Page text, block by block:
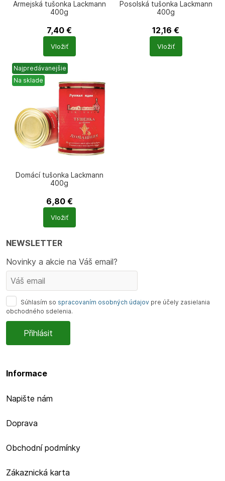
Armejská tušonka Lackmann
400g
7,40 €
Počet
produktů
Vložiť
Posolská tušonka Lackmann
400g
12,16 €
Počet
produktů
Vložiť
Najpredávanejšie
Na sklade
Domácí tušonka Lackmann
400g
6,80 €
Počet
produktů
Vložiť
NEWSLETTER
Novinky a akcie na Váš email?
Súhlasím so spracovaním osobných údajov pre účely zasielania
obchodného sdelenia.
Informace
Napište nám
Doprava
Obchodní podmínky
Zákaznická karta